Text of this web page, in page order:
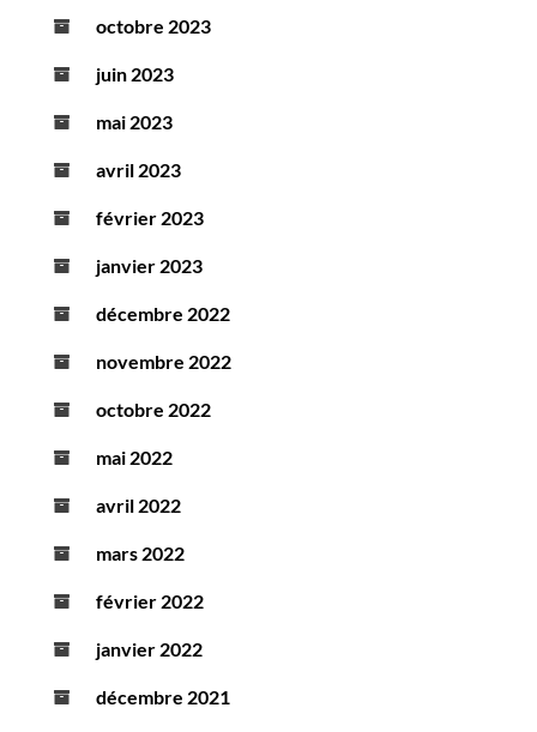
octobre 2023
juin 2023
mai 2023
avril 2023
février 2023
janvier 2023
décembre 2022
novembre 2022
octobre 2022
mai 2022
avril 2022
mars 2022
février 2022
janvier 2022
décembre 2021